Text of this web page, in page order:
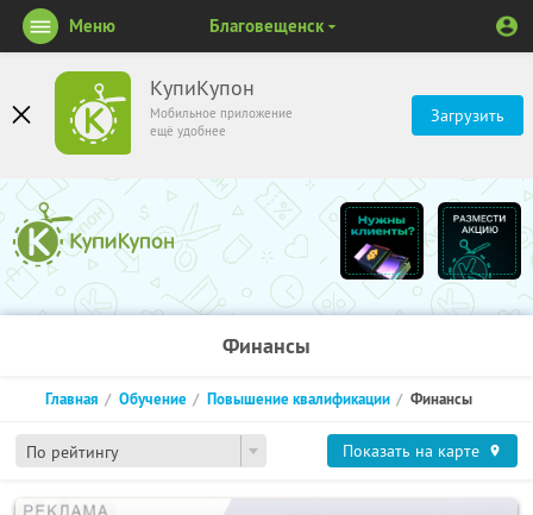
КупиКупон
Мобильное приложение
ещё удобнее
Загрузить
Меню Благовещенск
Финансы
По рейтингу
Главная Обучение Повышение квалификации Финансы
Показать на карте